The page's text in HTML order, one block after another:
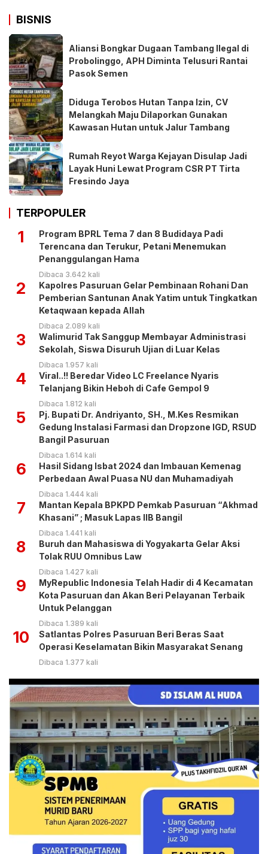
BISNIS
Aliansi Bongkar Dugaan Tambang Ilegal di
Probolinggo, APH Diminta Telusuri Rantai
Pasok Semen
Diduga Terobos Hutan Tanpa Izin, CV
Melangkah Maju Dilaporkan Gunakan
Kawasan Hutan untuk Jalur Tambang
Rumah Reyot Warga Kejayan Disulap Jadi
Layak Huni Lewat Program CSR PT Tirta
Fresindo Jaya
TERPOPULER
1
Program BPRL Tema 7 dan 8 Budidaya Padi
Terencana dan Terukur, Petani Menemukan
Penanggulangan Hama
Dibaca 3.642 kali
2
Kapolres Pasuruan Gelar Pembinaan Rohani Dan
Pemberian Santunan Anak Yatim untuk Tingkatkan
Ketaqwaan kepada Allah
Dibaca 2.089 kali
3
Walimurid Tak Sanggup Membayar Administrasi
Sekolah, Siswa Disuruh Ujian di Luar Kelas
Dibaca 1.957 kali
4
Viral..!! Beredar Video LC Freelance Nyaris
Telanjang Bikin Heboh di Cafe Gempol 9
Dibaca 1.812 kali
5
Pj. Bupati Dr. Andriyanto, SH., M.Kes Resmikan
Gedung Instalasi Farmasi dan Dropzone IGD, RSUD
Bangil Pasuruan
Dibaca 1.614 kali
6
Hasil Sidang Isbat 2024 dan Imbauan Kemenag
Perbedaan Awal Puasa NU dan Muhamadiyah
Dibaca 1.444 kali
7
Mantan Kepala BPKPD Pemkab Pasuruan “Akhmad
Khasani” ; Masuk Lapas IIB Bangil
Dibaca 1.441 kali
8
Buruh dan Mahasiswa di Yogyakarta Gelar Aksi
Tolak RUU Omnibus Law
Dibaca 1.427 kali
9
MyRepublic Indonesia Telah Hadir di 4 Kecamatan
Kota Pasuruan dan Akan Beri Pelayanan Terbaik
Untuk Pelanggan
Dibaca 1.389 kali
10
Satlantas Polres Pasuruan Beri Beras Saat
Operasi Keselamatan Bikin Masyarakat Senang
Dibaca 1.377 kali